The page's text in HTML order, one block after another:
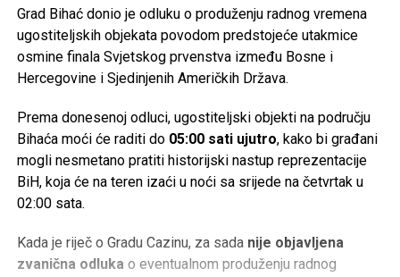
Grad Bihać donio je odluku o produženju radnog vremena
ugostiteljskih objekata povodom predstojeće utakmice
osmine finala Svjetskog prvenstva između Bosne i
Hercegovine i Sjedinjenih Američkih Država.
Prema donesenoj odluci, ugostiteljski objekti na području
Bihaća moći će raditi do 05:00 sati ujutro, kako bi građani
mogli nesmetano pratiti historijski nastup reprezentacije
BiH, koja će na teren izaći u noći sa srijede na četvrtak u
02:00 sata.
Kada je riječ o Gradu Cazinu, za sada nije objavljena
zvanična odluka o eventualnom produženju radnog